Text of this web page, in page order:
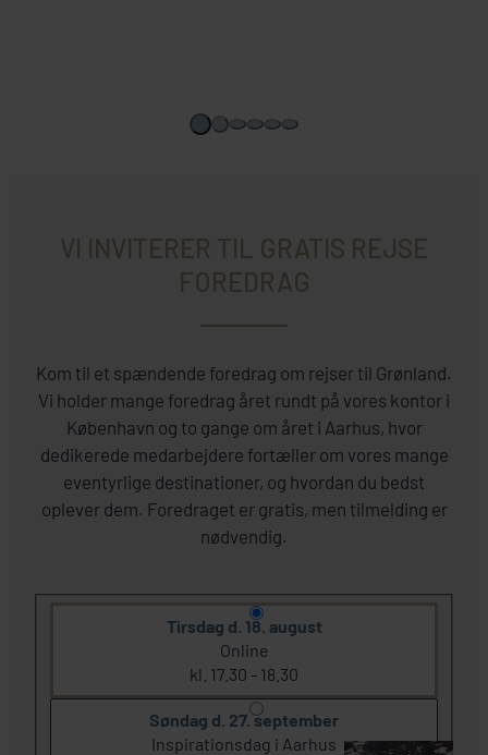
VI INVITERER TIL GRATIS REJSE
FOREDRAG
Kom til et spændende foredrag om rejser til Grønland.
Vi holder mange foredrag året rundt på vores kontor i
København og to gange om året i Aarhus, hvor
dedikerede medarbejdere fortæller om vores mange
eventyrlige destinationer, og hvordan du bedst
oplever dem. Foredraget er gratis, men tilmelding er
nødvendig.
Tirsdag d. 18. august
Online
kl. 17.30 - 18.30
Søndag d. 27. september
Inspirationsdag i Aarhus